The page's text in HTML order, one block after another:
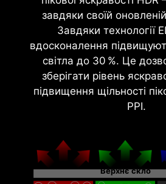
завдяки своїй
Завдяки технології
вдосконалення
світла до 30 %. Це
зберігати рівень
підвищення щільності
PPI.
Верхнє скло
27” QHD QD-OLED
мультимедіа.